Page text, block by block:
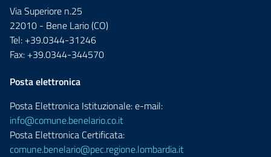
Via Superiore n.25
22010 - Bene Lario (CO)
Tel: +39.0344-31246
Fax: +39.0344-344570
Posta elettronica
Posta Elettronica Istituzionale: e-mail:
info@comune.benelario.co.it
Posta Elettronica Certificata:
comune.benelario@pec.regione.lombardia.it